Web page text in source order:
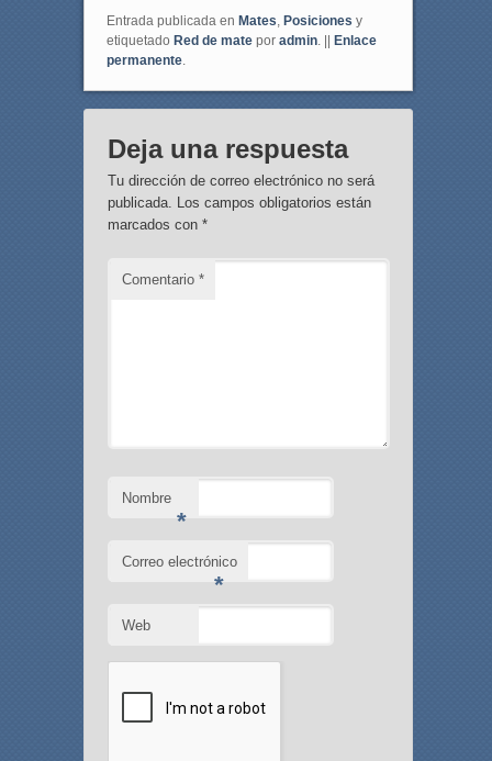
Entrada publicada en Mates Posiciones y
etiquetado Red de matepor admin. || Enlace
permanente.
Deja una respuesta
Tu dirección de correo electrónico no será
publicada. Los campos obligatorios están
marcados con *
Comentario *
Nombre
*
Correo electrónico
*
Web